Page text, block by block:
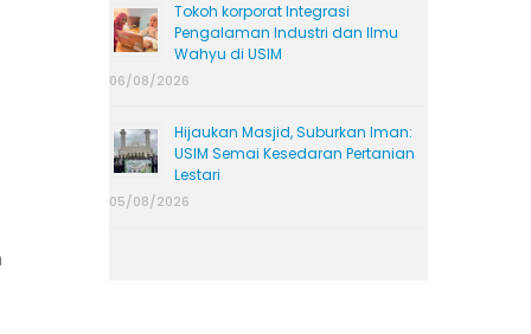
Tokoh korporat Integrasi
Pengalaman Industri dan Ilmu
Wahyu di USIM
06/08/2026
Hijaukan Masjid, Suburkan Iman:
USIM Semai Kesedaran Pertanian
Lestari
05/08/2026